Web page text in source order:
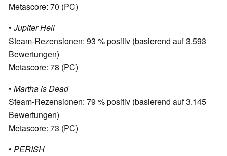
Metascore: 70 (PC)
• Jupiter Hell
Steam-Rezensionen: 93 % positiv (basierend auf 3.593
Bewertungen)
Metascore: 78 (PC)
• Martha is Dead
Steam-Rezensionen: 79 % positiv (basierend auf 3.145
Bewertungen)
Metascore: 73 (PC)
• PERISH